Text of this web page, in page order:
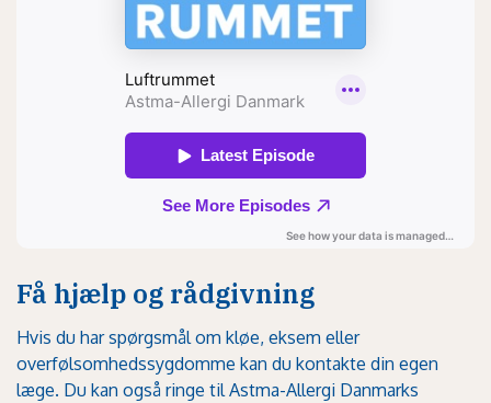
Få hjælp og rådgivning
Hvis du har spørgsmål om kløe, eksem eller
overfølsomhedssygdomme kan du kontakte din egen
læge. Du kan også ringe til Astma-Allergi Danmarks